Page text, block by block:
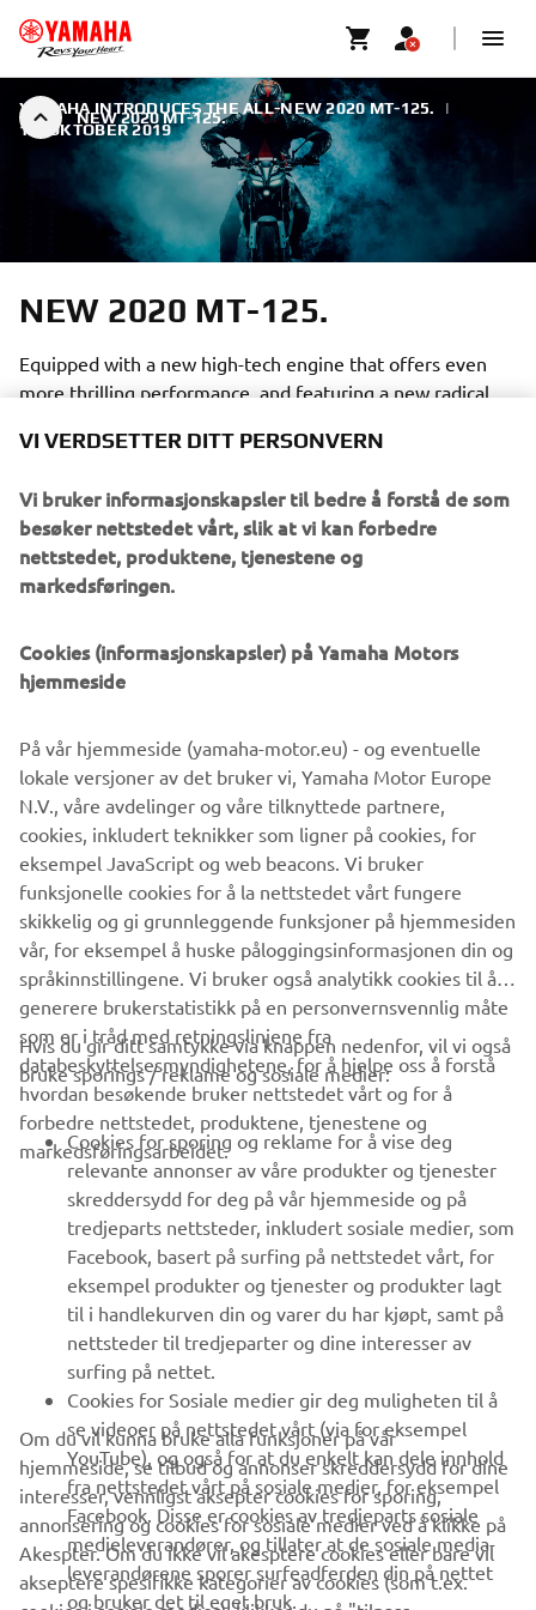
NEW 2020 MT-125.
YAMAHA INTRODUCES THE ALL-NEW 2020 MT-125.
|
15. OKTOBER 2019
NEW 2020 MT-125.
Equipped with a new high-tech engine that offers even
more thrilling performance, and featuring a new radical
125cc class.
With an advanced premium specification that can hold its
young riders an exciting way to enter the Hyper Naked
scene and become one of the Dark Riders.
With its sporty chassis and strong all-round performance,
this is also an ideal motorcycle for those riders who want a
stylish lightweight for everyday use.
Check 2020 MT-125 »
VIRKSOMHET
B2B
UTFORSK YAMAHA
FAQ & SUPPORT
NYHETSBREV
Vær den første til å lære om de siste tilbudene, spesielle
arrangementer, nye utgivelser og mye mer
ABONNER
Les vår personvernerklæring for å lære hvordan vi behandler dine
VI VERDSETTER DITT PERSONVERN
Vi bruker informasjonskapsler til bedre å forstå de som
besøker nettstedet vårt, slik at vi kan forbedre
nettstedet, produktene, tjenestene og
markedsføringen.
Cookies (informasjonskapsler) på Yamaha Motors
hjemmeside
På vår hjemmeside (yamaha-motor.eu) - og eventuelle
lokale versjoner av det bruker vi, Yamaha Motor Europe
N.V., våre avdelinger og våre tilknyttede partnere,
cookies, inkludert teknikker som ligner på cookies, for
eksempel JavaScript og web beacons. Vi bruker
funksjonelle cookies for å la nettstedet vårt fungere
skikkelig og gi grunnleggende funksjoner på hjemmesiden
vår, for eksempel å huske påloggingsinformasjonen din og
språkinnstillingene. Vi bruker også analytikk cookies til å
generere brukerstatistikk på en personvernsvennlig måte
som er i tråd med retningslinjene fra
databeskyttelsesmyndighetene, for å hjelpe oss å forstå
hvordan besøkende bruker nettstedet vårt og for å
forbedre nettstedet, produktene, tjenestene og
markedsføringsarbeidet.
Hvis du gir ditt samtykke via knappen nedenfor, vil vi også
bruke sporings / reklame og sosiale medier:
Cookies for sporing og reklame for å vise deg
relevante annonser av våre produkter og tjenester
skreddersydd for deg på vår hjemmeside og på
tredjeparts nettsteder, inkludert sosiale medier, som
Facebook, basert på surfing på nettstedet vårt, for
eksempel produkter og tjenester og produkter lagt
til i handlekurven din og varer du har kjøpt, samt på
nettsteder til tredjeparter og dine interesser av
surfing på nettet.
Cookies for Sosiale medier gir deg muligheten til å
se videoer på nettstedet vårt (via for eksempel
YouTube), og også for at du enkelt kan dele innhold
fra nettstedet vårt på sosiale medier, for eksempel
Facebook. Disse er cookies av tredjeparts sosiale
medieleverandører, og tillater at de sosiale media-
leverandørene sporer surfeadferden din på nettet
og bruker det til eget bruk.
Om du vil kunna bruke alla funksjoner på vår
hjemmeside, se tilbud og annonser skreddersydd for dine
interesser, vennligst aksepter cookies for sporing,
annonsering og cookies for sosiale medier ved å klikke på
Akespter. Om du ikke vil akesptere cookies eller bare vil
akseptere spesifikke kategorier av cookies (som t.ex.